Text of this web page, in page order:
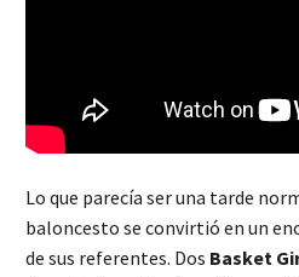
Lo que parecía ser una tarde
baloncesto se convirtió en un
de sus referentes. Dos Basket